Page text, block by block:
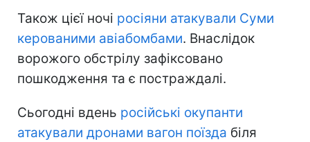
Також цієї ночі росіяни атакували Суми
керованими авіабомбами. Внаслідок
ворожого обстрілу зафіксовано
пошкодження та є постраждалі.
Сьогодні вдень російські окупанти
атакували дронами вагон поїзда біля